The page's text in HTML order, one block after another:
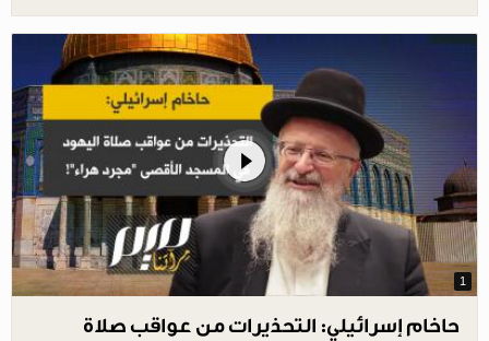
1
حاخام إسرائيلي: التحذيرات من عواقب صلاة